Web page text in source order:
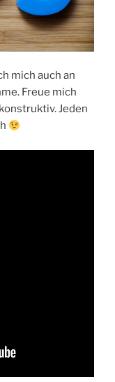
mich auch an
Freue mich
Jeden